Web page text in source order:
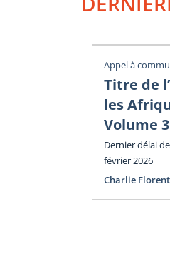
Appel à
Titre de
les
Volume 3
Dernier délai
février 2026
Charlie